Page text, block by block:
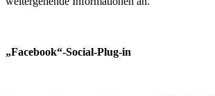
„Facebook“-Social-Plug-in